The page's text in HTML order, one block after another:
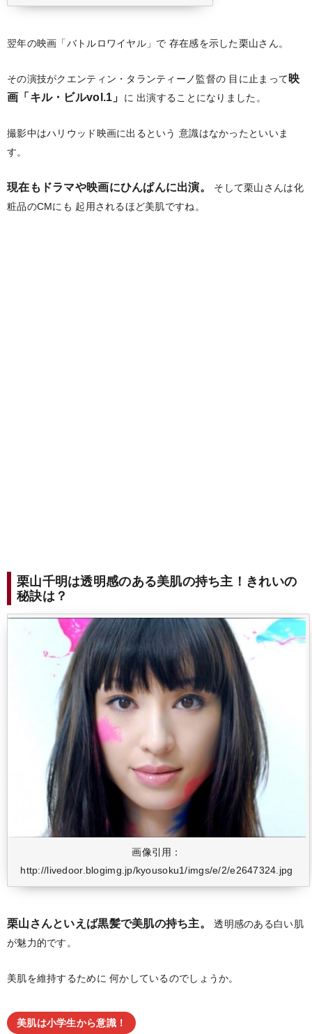
翌年の映画「バトルロワイヤル」で 存在感を示した栗山さん。
その演技がクエンティン・タランティーノ監督の 目に止まって映
画「キル・ビルvol.1」
に 出演することになりました。
撮影中はハリウッド映画に出るという 意識はなかったといいま
す。
現在もドラマや映画にひんぱんに出演。
そして栗山さんは化
粧品のCMにも 起用されるほど美肌ですね。
栗山千明は透明感のある美肌の持ち主！きれいの
秘訣は？
画像引用：
http://livedoor.blogimg.jp/kyousoku1/imgs/e/2/e2647324.jpg
栗山さんといえば黒髪で美肌の持ち主。
透明感のある白い肌
が魅力的です。
美肌を維持するために 何かしているのでしょうか。
美肌は小学生から意識！